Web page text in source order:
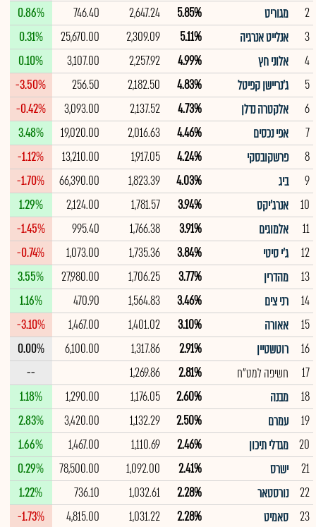
2 מגוריט 5.85%
2,647.24
746.40
0.86%
3
אנלייט אנרגיה 5.11%
2,309.09
25,670.00
0.31%
4
אלוני חץ 4.99%
2,257.92
3,107.00
0.10%
5
ג'נריישן קפיטל 4.83%
2,182.50
256.50
-3.50%
6
אלקטרה נדלן 4.73%
2,137.52
3,093.00
-0.42%
7
אפי נכסים 4.46%
2,016.63
19,020.00
3.48%
8
פרשקובסקי 4.24%
1,917.05
13,210.00
-1.12%
9
ביג 4.03%
1,823.39
66,390.00
-1.70%
10
אנרג'יקס 3.94%
1,781.57
2,124.00
1.29%
11
אלמוגים 3.91%
1,766.38
995.40
-1.45%
12
ג'י סיטי 3.84%
1,735.36
1,073.00
-0.74%
13
מהדרין 3.77%
1,706.25
27,980.00
3.55%
14
רני צים 3.46%
1,564.83
470.90
1.16%
15
אאורה 3.10%
1,401.02
1,467.00
-3.10%
16
רוטשטיין 2.91%
1,317.86
6,100.00
0.00%
17
חשיפה למט"ח 2.81%
1,269.86
--
18
מבנה 2.60%
1,176.05
1,290.00
1.18%
19
עמרם 2.50%
1,132.29
3,420.00
2.83%
20
מגדלי תיכון 2.46%
1,110.69
1,467.00
1.66%
21
ישרס 2.41%
1,092.00
78,500.00
0.29%
22
נורסטאר 2.28%
1,032.61
736.10
1.22%
23
סאמיט 2.28%
1,031.22
4,815.00
-1.73%